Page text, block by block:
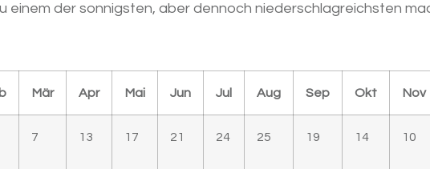
einem der sonnigsten, aber dennoch niederschlagreichsten
Mär Apr Mai Jun Jul Aug Sep Okt Nov
7 13 17 21 24 25 19 14 10